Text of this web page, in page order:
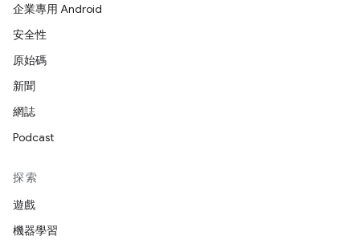
企業專用 Android
安全性
原始碼
新聞
網誌
Podcast
探索
遊戲
機器學習